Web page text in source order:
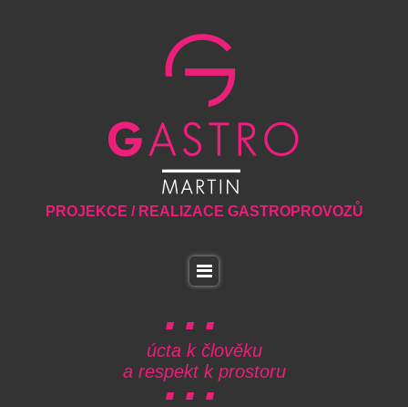
PROJEKCE / REALIZACE GASTROPROVOZŮ
úcta k člověku
a respekt k prostoru